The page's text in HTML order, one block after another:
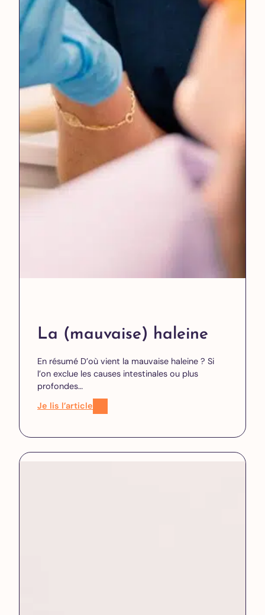
La (mauvaise) haleine
En résumé D’où vient la mauvaise haleine ? Si
l’on exclue les causes intestinales ou plus
profondes…
Je lis l’article